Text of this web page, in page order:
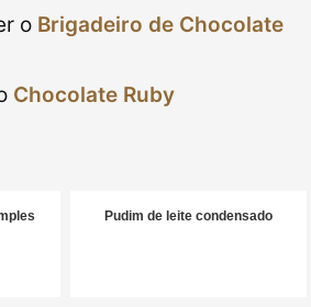
o Brigadeiro de Chocolate
Chocolate Ruby
Pudim de leite condensado